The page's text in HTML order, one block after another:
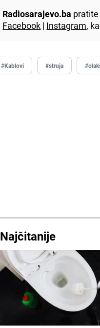
Radiosarajevo.ba
Facebook | Instagram,
#Kablovi #struja
Najčitanije